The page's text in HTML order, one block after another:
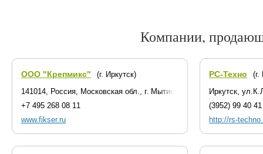
Компании,
ООО "Крепмикс"
(г. Иркутск)
141014, Россия, Московская обл., г. Мытищи, Волковское шоссе,
+7 495 268 08 11
www.fikser.ru
РС-Техно
(г.
Иркутск,
(3952) 99 40 41
http://rs-